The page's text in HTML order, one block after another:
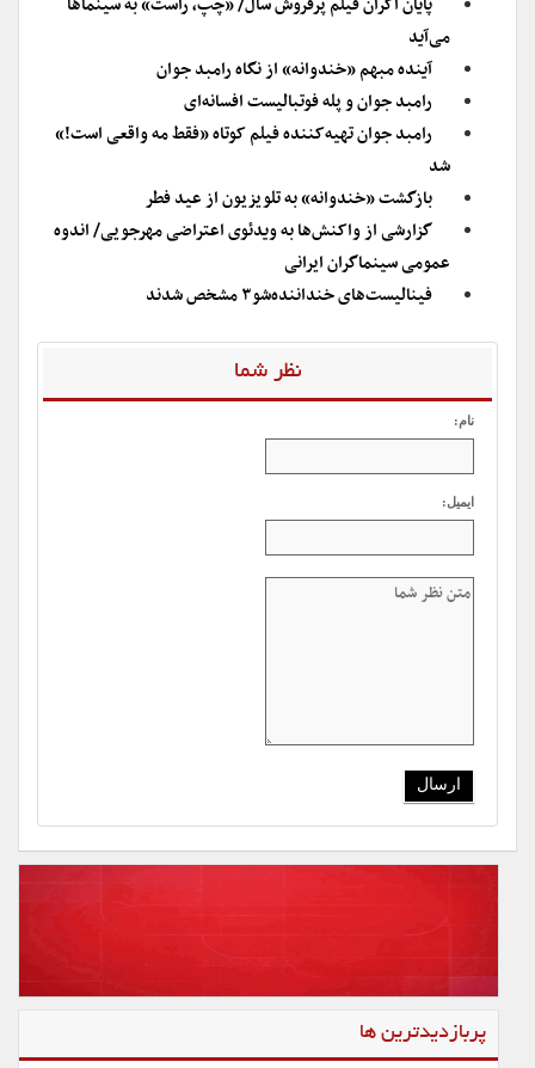
می‌آید
آینده مبهم «خندوانه» از نگاه رامبد جوان
رامبد جوان و پله فوتبالیست افسانه‌ای
رامبد جوان تهیه‌کننده فیلم کوتاه «فقط مه واقعی است!»
شد
بازگشت «خندوانه» به تلویزیون از عید فطر
گزارشی از واکنش‌ها به ویدئوی اعتراضی مهرجویی/ اندوه
عمومی سینماگران ایرانی
فینالیست‌های خنداننده‌شو۳ مشخص شدند
نظر شما
نام:
ایمیل:
پربازدیدترین ها